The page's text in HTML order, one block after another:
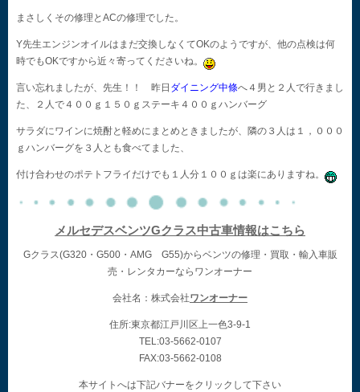
まさしくその修理とACの修理でした。
Y先生エンジンオイルはまだ交換しなくてOKのようですが、他の点検は何
時でもOKですから近々寄ってくださいね。
言い忘れましたが、先生！！ 昨日 ダイニング中條へ４男と２人で行きまし
た、２人で４００ｇ１５０ｇステーキ４００ｇハンバーグ
サラダにワインに焼酎と軽めにまとめときましたが、隣の３人は１，０００
ｇハンバーグを３人とも食べてました、
付け合わせのポテトフライだけでも１人分１００ｇは楽にありますね。
メルセデスベンツGクラス中古車情報はこちら
Gクラス(G320・G500・AMG G55)からベンツの修理・買取・輸入車販
売・レンタカーならワンオーナー
会社名：株式会社ワンオーナー
住所:東京都江戸川区上一色3-9-1
TEL:03-5662-0107
FAX:03-5662-0108
本サイトへは下記バナーをクリックして下さい